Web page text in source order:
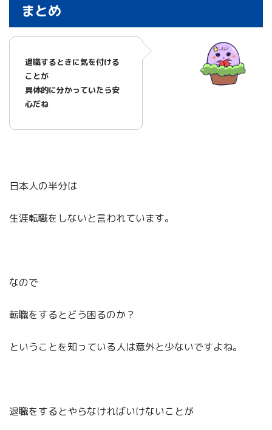
まとめ
退職するときに気を付ける
ことが
具体的に分かっていたら安
心だね
日本人の半分は
生涯転職をしないと言われています。
なので
転職をするとどう困るのか？
ということを知っている人は意外と少ないですよね。
退職をするとやらなければいけないことが